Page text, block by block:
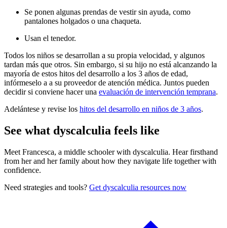
Se ponen algunas prendas de vestir sin ayuda, como
pantalones holgados o una chaqueta.
Usan el tenedor.
Todos los niños se desarrollan a su propia velocidad, y algunos
tardan más que otros. Sin embargo, si su hijo no está alcanzando la
mayoría de estos hitos del desarrollo a los 3 años de edad,
infórmeselo a a su proveedor de atención médica. Juntos pueden
decidir si conviene hacer una evaluación de intervención temprana.
Adelántese y revise los hitos del desarrollo en niños de 3 años.
See what dyscalculia feels like
Meet Francesca, a middle schooler with dyscalculia. Hear firsthand
from her and her family about how they navigate life together with
confidence.
Need strategies and tools? Get dyscalculia resources now